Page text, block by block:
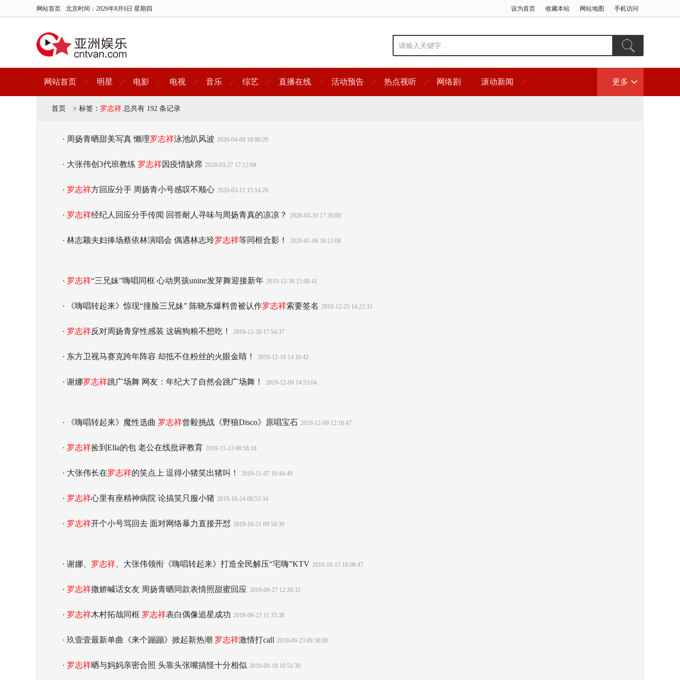
网站首页 北京时间： 2026年8月6日 星期四 设为首页 收藏本站 网站地图 手机访问
网站首页 明星 电影 电视 音乐 综艺 直播在线 活动预告 热点视听 网络剧 滚动新闻 更多
首页 > 标签： 罗志祥 总共有 192 条记录
· 周扬青晒甜美写真 懒理罗志祥泳池趴风波 2020-04-09 18:00:20
· 大张伟创3代班教练 罗志祥因疫情缺席 2020-03-27 17:12:04
· 罗志祥方回应分手 周扬青小号感叹不顺心 2020-03-11 15:14:26
· 罗志祥经纪人回应分手传闻 回答耐人寻味与周扬青真的凉凉？ 2020-03-10 17:30:00
· 林志颖夫妇捧场蔡依林演唱会 偶遇林志玲罗志祥等同框合影！ 2020-01-06 10:13:08
· 罗志祥“三兄妹”嗨唱同框 心动男孩unine发芽舞迎接新年 2019-12-30 15:08:41
· 《嗨唱转起来》惊现“撞脸三兄妹” 陈晓东爆料曾被认作罗志祥索要签名 2019-12-25 14:23:33
· 罗志祥反对周扬青穿性感装 这碗狗粮不想吃！ 2019-12-20 17:54:37
· 东方卫视马赛克跨年阵容 却抵不住粉丝的火眼金睛！ 2019-12-19 14:10:42
· 谢娜罗志祥跳广场舞 网友：年纪大了自然会跳广场舞！ 2019-12-09 14:53:04
· 《嗨唱转起来》魔性选曲 罗志祥曾毅挑战《野狼Disco》原唱宝石 2019-12-09 12:10:47
· 罗志祥捡到Ella的包 老公在线批评教育 2019-11-13 08:56:18
· 大张伟长在罗志祥的笑点上 逗得小猪笑出猪叫！ 2019-11-07 10:44:49
· 罗志祥心里有座精神病院 论搞笑只服小猪 2019-10-24 08:53:34
· 罗志祥开个小号骂回去 面对网络暴力直接开怼 2019-10-21 09:54:39
· 谢娜、 罗志祥 、大张伟领衔《嗨唱转起来》打造全民解压“宅嗨”KTV 2019-10-12 18:08:47
· 罗志祥撒娇喊话女友 周扬青晒同款表情照甜蜜回应 2019-09-27 12:20:32
· 罗志祥木村拓哉同框 罗志祥表白偶像追星成功 2019-09-23 11:35:38
· 玖壹壹最新单曲《来个蹦蹦》掀起新热潮 罗志祥激情打call 2019-09-23 09:38:00
· 罗志祥晒与妈妈亲密合照 头靠头张嘴搞怪十分相似 2019-09-18 10:51:30